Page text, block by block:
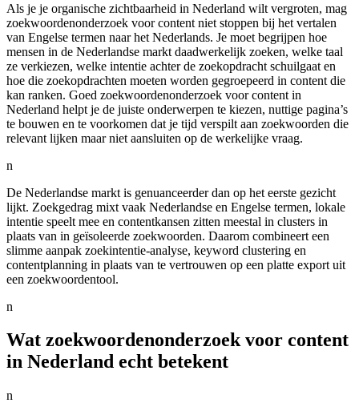
Als je je organische zichtbaarheid in Nederland wilt vergroten, mag
zoekwoordenonderzoek voor content niet stoppen bij het vertalen
van Engelse termen naar het Nederlands. Je moet begrijpen hoe
mensen in de Nederlandse markt daadwerkelijk zoeken, welke taal
ze verkiezen, welke intentie achter de zoekopdracht schuilgaat en
hoe die zoekopdrachten moeten worden gegroepeerd in content die
kan ranken. Goed zoekwoordenonderzoek voor content in
Nederland helpt je de juiste onderwerpen te kiezen, nuttige pagina’s
te bouwen en te voorkomen dat je tijd verspilt aan zoekwoorden die
relevant lijken maar niet aansluiten op de werkelijke vraag.
n
De Nederlandse markt is genuanceerder dan op het eerste gezicht
lijkt. Zoekgedrag mixt vaak Nederlandse en Engelse termen, lokale
intentie speelt mee en contentkansen zitten meestal in clusters in
plaats van in geïsoleerde zoekwoorden. Daarom combineert een
slimme aanpak zoekintentie-analyse, keyword clustering en
contentplanning in plaats van te vertrouwen op een platte export uit
een zoekwoordentool.
n
Wat zoekwoordenonderzoek voor content
in Nederland echt betekent
n